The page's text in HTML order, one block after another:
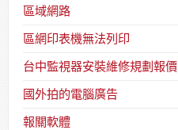
區域網路
區網印表機無法列印
台中監視器安裝維修規劃報價
國外拍的電腦廣告
報關軟體